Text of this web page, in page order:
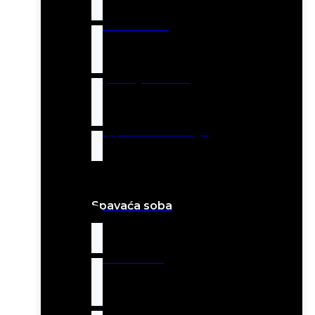
Barske stolice
Trpezarijski setovi
Geppetto Art Design
Spavaća soba
Letto kreveti
Tapacirani kreveti